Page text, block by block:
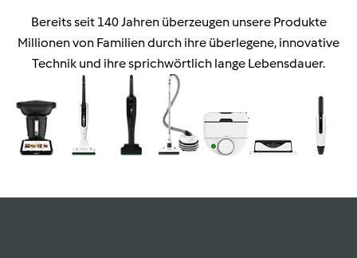
Bereits seit 140 Jahren überzeugen unsere Produkte
Millionen von Familien durch ihre überlegene, innovative
Technik und ihre sprichwörtlich lange Lebensdauer.